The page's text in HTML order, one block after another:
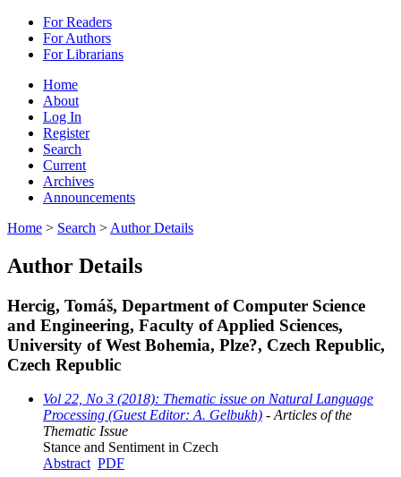
For Readers
For Authors
For Librarians
Home
About
Log In
Register
Search
Current
Archives
Announcements
Home > Search > Author Details
Author Details
Hercig, Tomáš, Department of Computer Science
and Engineering, Faculty of Applied Sciences,
University of West Bohemia, Plze?, Czech Republic,
Czech Republic
Vol 22, No 3 (2018): Thematic issue on Natural Language
Processing (Guest Editor: A. Gelbukh) - Articles of the
Thematic Issue
Stance and Sentiment in Czech
Abstract PDF